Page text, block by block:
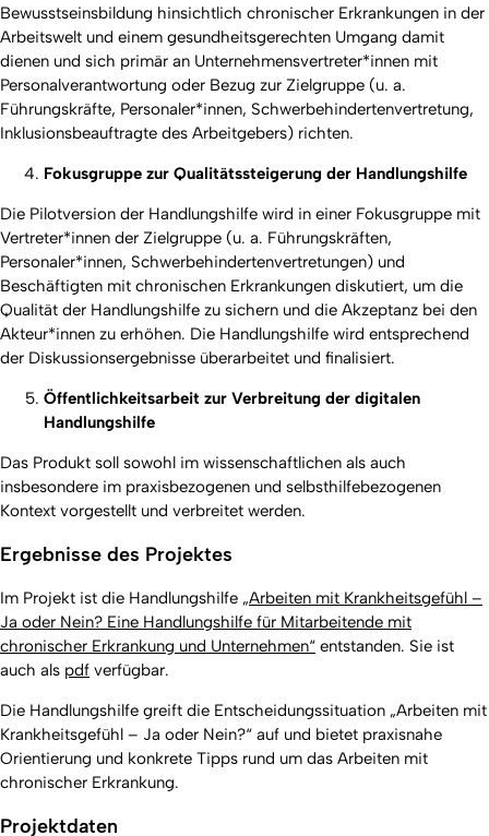
Bewusstseinsbildung hinsichtlich chronischer Erkrankungen in der
Arbeitswelt und einem gesundheitsgerechten Umgang damit
dienen und sich primär an Unternehmensvertreter*innen mit
Personalverantwortung oder Bezug zur Zielgruppe (u. a.
Führungskräfte, Personaler*innen, Schwerbehindertenvertretung,
Inklusionsbeauftragte des Arbeitgebers) richten.
Fokusgruppe zur Qualitätssteigerung der Handlungshilfe
Die Pilotversion der Handlungshilfe wird in einer Fokusgruppe mit
Vertreter*innen der Zielgruppe (u. a. Führungskräften,
Personaler*innen, Schwerbehindertenvertretungen) und
Beschäftigten mit chronischen Erkrankungen diskutiert, um die
Qualität der Handlungshilfe zu sichern und die Akzeptanz bei den
Akteur*innen zu erhöhen. Die Handlungshilfe wird entsprechend
der Diskussionsergebnisse überarbeitet und finalisiert.
Öffentlichkeitsarbeit zur Verbreitung der digitalen
Handlungshilfe
Das Produkt soll sowohl im wissenschaftlichen als auch
insbesondere im praxisbezogenen und selbsthilfebezogenen
Kontext vorgestellt und verbreitet werden.
Ergebnisse des Projektes
Im Projekt ist die Handlungshilfe „Arbeiten mit Krankheitsgefühl –
Ja oder Nein? Eine Handlungshilfe für Mitarbeitende mit
chronischer Erkrankung und Unternehmen“ entstanden. Sie ist
auch als pdf verfügbar.
Die Handlungshilfe greift die Entscheidungssituation „Arbeiten mit
Krankheitsgefühl – Ja oder Nein?“ auf und bietet praxisnahe
Orientierung und konkrete Tipps rund um das Arbeiten mit
chronischer Erkrankung.
Projektdaten